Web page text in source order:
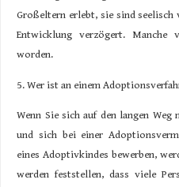
Großeltern erlebt, sie sind
Entwicklung verzögert. Manche
worden.
5. Wer ist an einem
Wenn Sie sich auf den langen
und sich bei einer
eines Adoptivkindes bewerben,
werden feststellen, dass viele